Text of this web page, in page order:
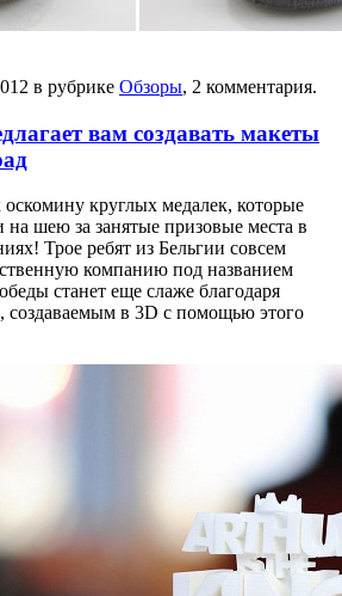
в рубрике Обзоры, 2 комментария.
вам создавать макеты
круглых медалек, которые
шею за занятые призовые места в
Трое ребят из Бельгии совсем
компанию под названием
станет еще слаже благодаря
создаваемым в 3D с помощью этого